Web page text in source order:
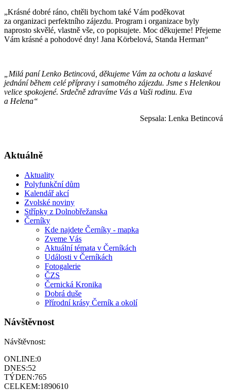
„Krásné dobré ráno, chtěli bychom také Vám poděkovat
za organizaci perfektního zájezdu. Program i organizace byly
naprosto skvělé, vlastně vše, co popisujete. Moc děkujeme! Přejeme
Vám krásné a pohodové dny! Jana Körbelová, Standa Herman“
„Milá paní Lenko Betincová, děkujeme Vám za ochotu a laskavé
jednání během celé přípravy i samotného zájezdu. Jsme s Helenkou
velice spokojené. Srdečně zdravíme Vás a Vaši rodinu. Eva
a Helena“
Sepsala: Lenka Betincová
Aktuálně
Aktuality
Polyfunkční dům
Kalendář akcí
Zvolské noviny
Střípky z Dolnobřežanska
Černíky
Kde najdete Černíky - mapka
Zveme Vás
Aktuální témata v Černíkách
Události v Černíkách
Fotogalerie
ČZS
Černická Kronika
Dobrá duše
Přírodní krásy Černík a okolí
Návštěvnost
Návštěvnost:
ONLINE:0
DNES:52
TÝDEN:765
CELKEM:1890610